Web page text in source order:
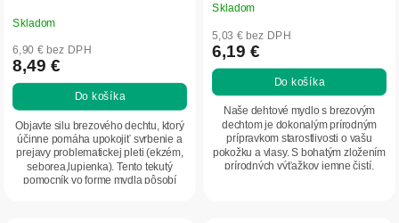
o
v
Skladom
6,90 € bez DPH
8,49 €
Do košíka
Objavte silu brezového dechtu, ktorý
účinne pomáha upokojiť svrbenie a
prejavy problematickej pleti (ekzém,
seborea,lupienka). Tento tekutý
pomocník vo forme mydla pôsobí
Priemerné
hodnotenie
produktu
je
5,0
hviezdičiek.
Skladom
5,03 € bez DPH
6,19 €
Do košíka
Naše dehtové mydlo s brezovým
dechtom je dokonalým prírodným
prípravkom starostlivosti o vašu
pokožku a vlasy. S bohatým zložením
prírodných výťažkov jemne čistí,